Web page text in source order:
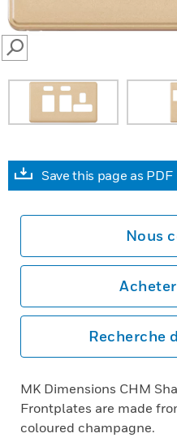
SEARCH
Save this page as PDF
Nous
Recherche
MK Dimensions CHM
Frontplates are made
coloured champagne.